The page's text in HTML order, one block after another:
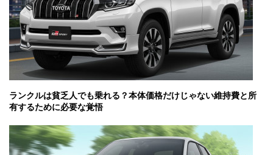
ランクルは貧乏人でも乗れる？本体価格だけじゃない維持費と所
有するために必要な覚悟